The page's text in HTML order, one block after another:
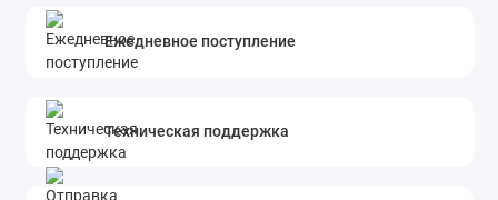
Ежедневное поступление
Техническая поддержка